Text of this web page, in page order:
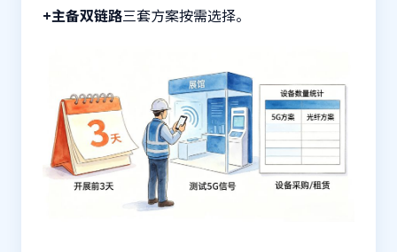
+主备双链路三套方案按需选择。